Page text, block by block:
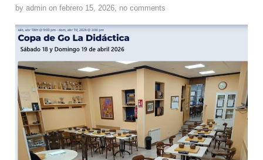
by admin on febrero 15, 2026, no comments